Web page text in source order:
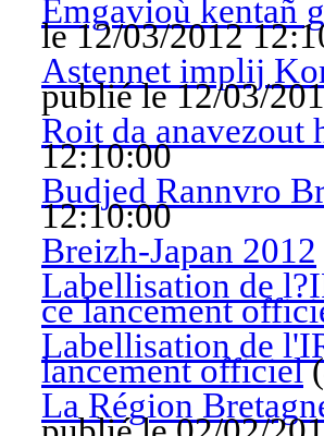
Emgavioù kentañ
le 12/03/2012
Astennet implij
publié le 12/03/
Roit da anavezout
12:10:00
Budjed Rannvro
12:10:00
Breizh-Japan 2012
Labellisation de
ce lancement
Labellisation de
lancement officiel(
La Région